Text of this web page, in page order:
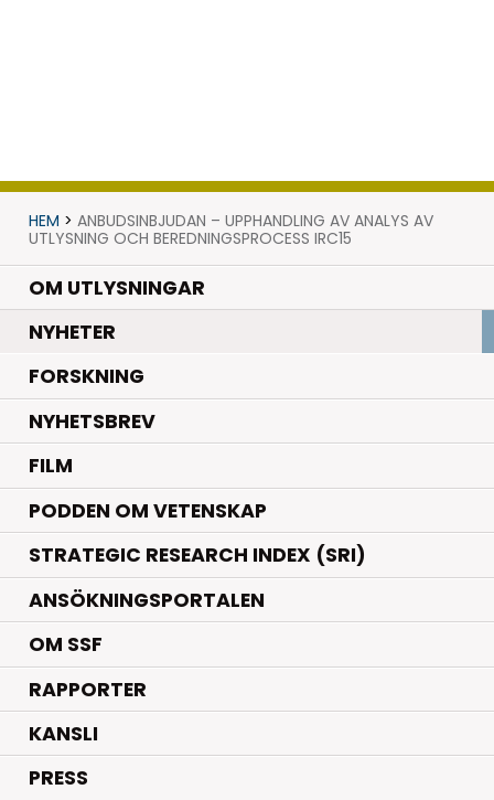
HEM > ANBUDSINBJUDAN – UPPHANDLING AV ANALYS AV
UTLYSNING OCH BEREDNINGSPROCESS IRC15
OM UTLYSNINGAR
NYHETER.
FORSKNING.
NYHETSBREV
FILM
PODDEN OM VETENSKAP
STRATEGIC RESEARCH INDEX (SRI)
ANSÖKNINGSPORTALEN
OM SSF
RAPPORTER
KANSLI
PRESS